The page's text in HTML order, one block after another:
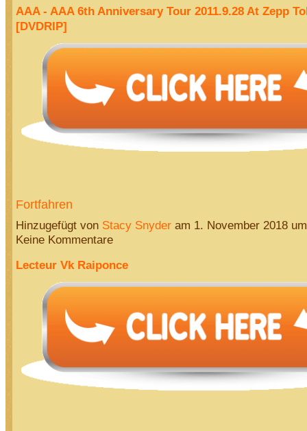
AAA - AAA 6th Anniversary Tour 2011.9.28 At Zepp
[DVDRIP]
Fortfahren
Hinzugefügt von Stacy Snyderam 1. November 2018
Keine Kommentare
Lecteur Vk Raiponce